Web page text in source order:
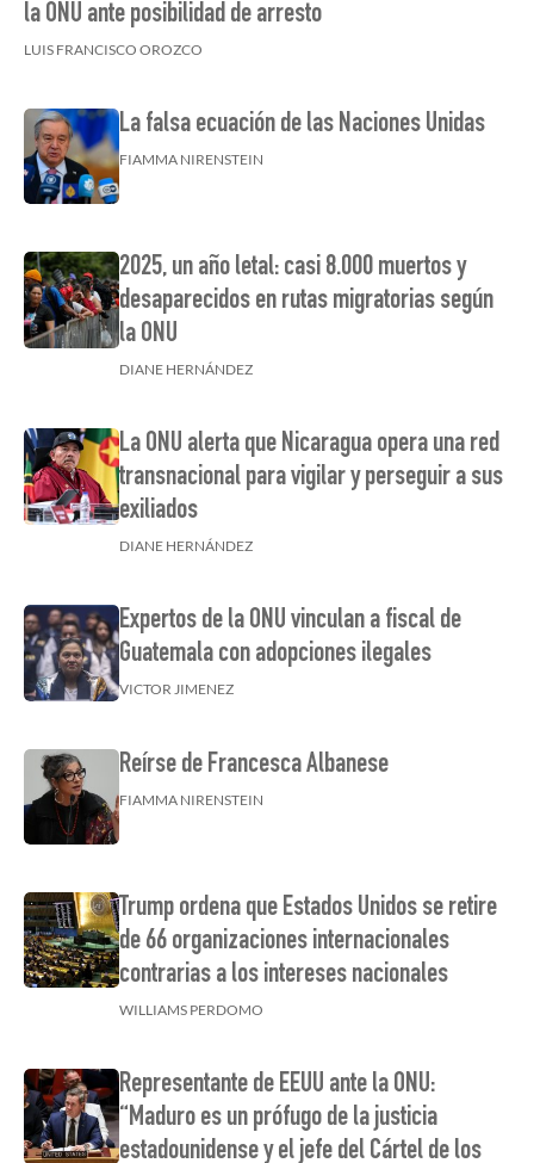
la ONU ante posibilidad de arresto
LUIS FRANCISCO OROZCO
La falsa ecuación de las Naciones Unidas
FIAMMA NIRENSTEIN
2025, un año letal: casi 8.000 muertos y
desaparecidos en rutas migratorias según
la ONU
DIANE HERNÁNDEZ
La ONU alerta que Nicaragua opera una red
transnacional para vigilar y perseguir a sus
exiliados
DIANE HERNÁNDEZ
Expertos de la ONU vinculan a fiscal de
Guatemala con adopciones ilegales
VICTOR JIMENEZ
Reírse de Francesca Albanese
FIAMMA NIRENSTEIN
Trump ordena que Estados Unidos se retire
de 66 organizaciones internacionales
contrarias a los intereses nacionales
WILLIAMS PERDOMO
Representante de EEUU ante la ONU:
“Maduro es un prófugo de la justicia
estadounidense y el jefe del Cártel de los